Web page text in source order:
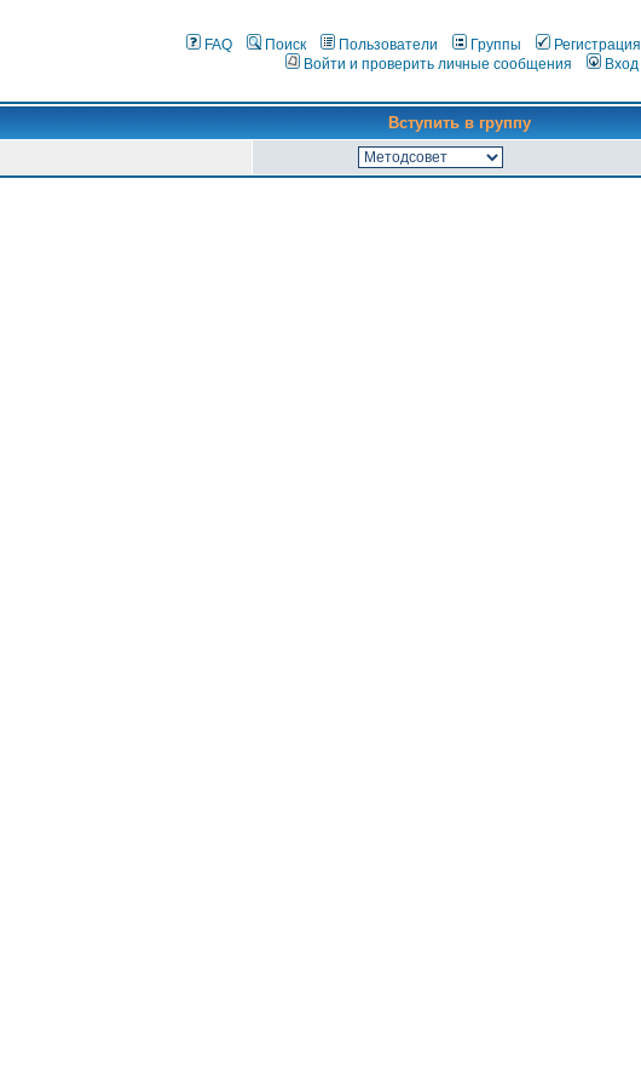
FAQ Поиск Пользователи Группы Регистрация
Войти и проверить личные сообщения
Вход
Вступить в группу